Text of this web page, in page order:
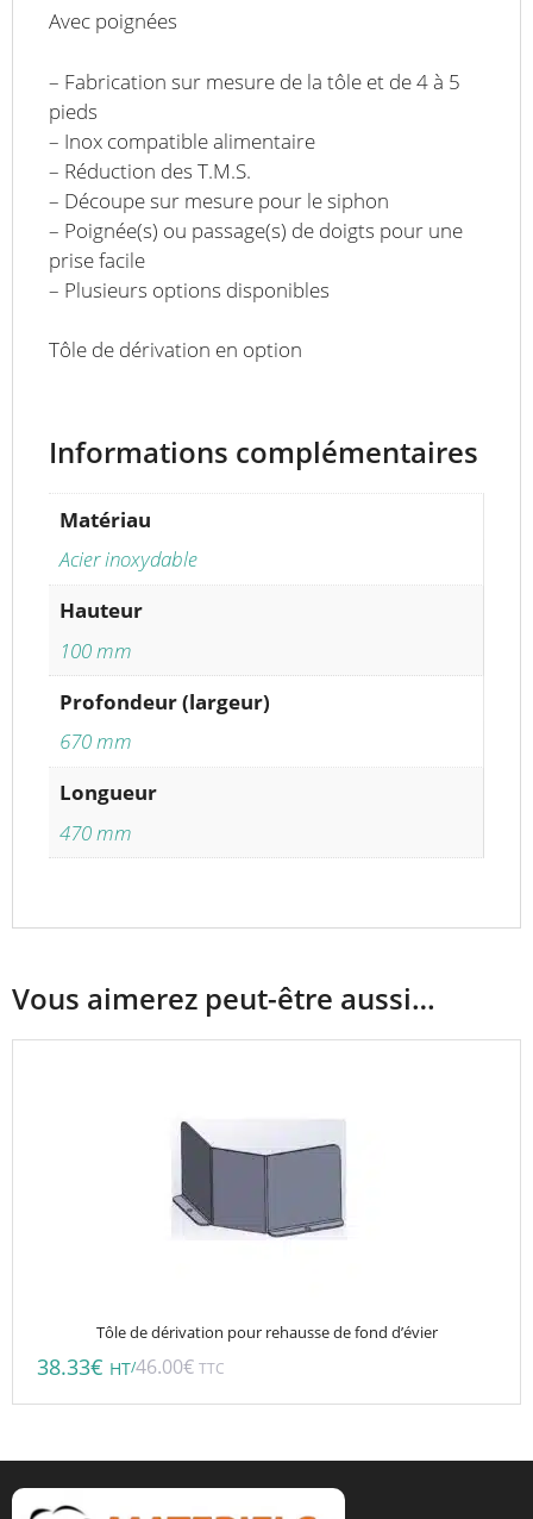
Avec poignées
– Fabrication sur mesure de la tôle et de 4 à 5
pieds
– Inox compatible alimentaire
– Réduction des T.M.S.
– Découpe sur mesure pour le siphon
– Poignée(s) ou passage(s) de doigts pour une
prise facile
– Plusieurs options disponibles
Tôle de dérivation en option
Informations complémentaires
Matériau
Acier inoxydable
Hauteur
100 mm
Profondeur (largeur)
670 mm
Longueur
470 mm
Vous aimerez peut-être aussi…
Tôle de dérivation pour rehausse de fond d’évier
38.33€ HT/46.00€ TTC